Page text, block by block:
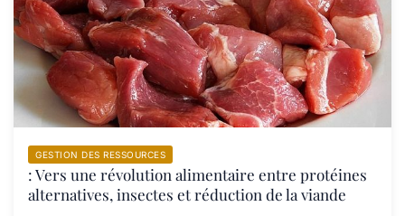
GESTION DES RESSOURCES
: Vers une révolution alimentaire entre protéines
alternatives, insectes et réduction de la viande